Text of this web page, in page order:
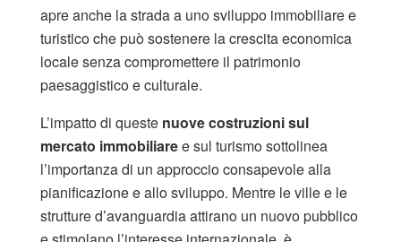
apre anche la strada a uno sviluppo immobiliare e
turistico che può sostenere la crescita economica
locale senza compromettere il patrimonio
paesaggistico e culturale.
L’impatto di queste nuove costruzioni sul
mercato immobiliaree sul turismo sottolinea
l’importanza di un approccio consapevole alla
pianificazione e allo sviluppo. Mentre le ville e le
strutture d’avanguardia attirano un nuovo pubblico